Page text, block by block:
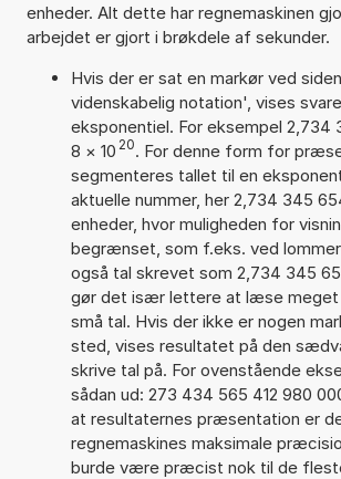
enheder. Alt dette har regnemaskinen
arbejdet er gjort i brøkdele af sekunder.
Hvis der er sat en markør ved
videnskabelig notation', vises
eksponentiel. For eksempel 2,734
8 × 10 20. For denne form for
segmenteres tallet til en
aktuelle nummer, her 2,734 345
enheder, hvor muligheden for
begrænset, som f.eks. ved
også tal skrevet som 2,734 345
gør det især lettere at læse
små tal. Hvis der ikke er nogen
sted, vises resultatet på den
skrive tal på. For ovenstående
sådan ud: 273 434 565 412 980
at resultaternes præsentation er
regnemaskines maksimale
burde være præcist nok til de